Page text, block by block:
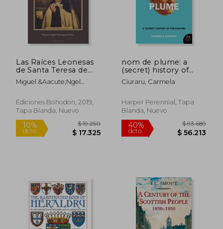
40%
dcto.
$ 149.410
$ 89.646
50%
dcto.
Las Raíces Leonesas
de Santa Teresa de
Jesús en Quintana del
Castillo
Miguel &Aacute;Ngel
P&Eacute;Rez
Ediciones Bohodon, 2019,
Tapa Blanda, Nuevo
nom de plume: a
(secret) history of
pseudonyms (en
Inglés)
Ciuraru, Carmela
Harper Perennial, Tapa
Blanda, Nuevo